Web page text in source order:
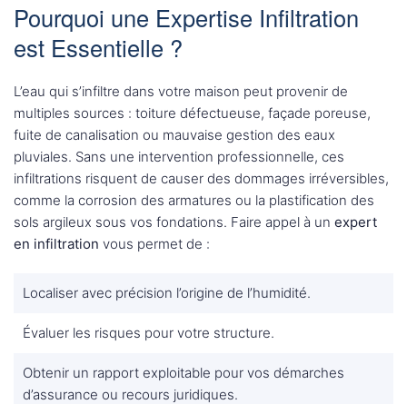
Pourquoi une Expertise Infiltration
est Essentielle ?
L’eau qui s’infiltre dans votre maison peut provenir de
multiples sources : toiture défectueuse, façade poreuse,
fuite de canalisation ou mauvaise gestion des eaux
pluviales. Sans une intervention professionnelle, ces
infiltrations risquent de causer des dommages irréversibles,
comme la corrosion des armatures ou la plastification des
sols argileux sous vos fondations. Faire appel à un expert
en infiltration vous permet de :
Localiser avec précision l’origine de l’humidité.
Évaluer les risques pour votre structure.
Obtenir un rapport exploitable pour vos démarches
d’assurance ou recours juridiques.